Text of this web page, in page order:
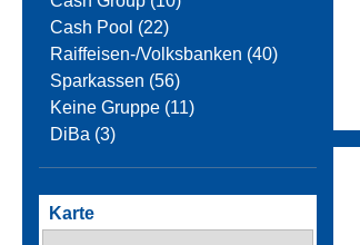
Cash Pool (22)
Raiffeisen-/Volksbanken (40)
Sparkassen (56)
Keine Gruppe (11)
DiBa (3)
Karte